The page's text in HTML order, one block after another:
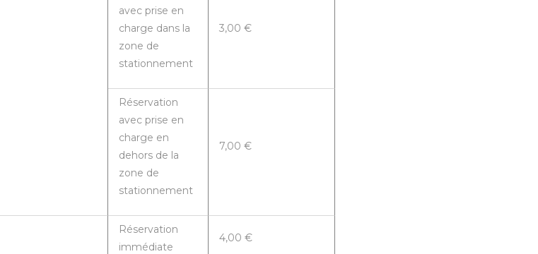
avec prise en
charge dans la
zone de
stationnement
3,00 €
Réservation
avec prise en
charge en
dehors de la
zone de
stationnement
7,00 €
Réservation
immédiate
4,00 €